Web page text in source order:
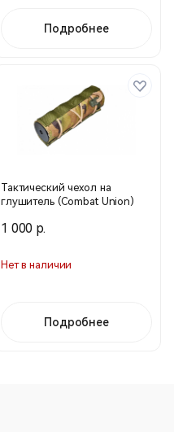
Подробнее
Тактический чехол на
глушитель (Combat Union)
1 000 р.
Нет в наличии
Подробнее